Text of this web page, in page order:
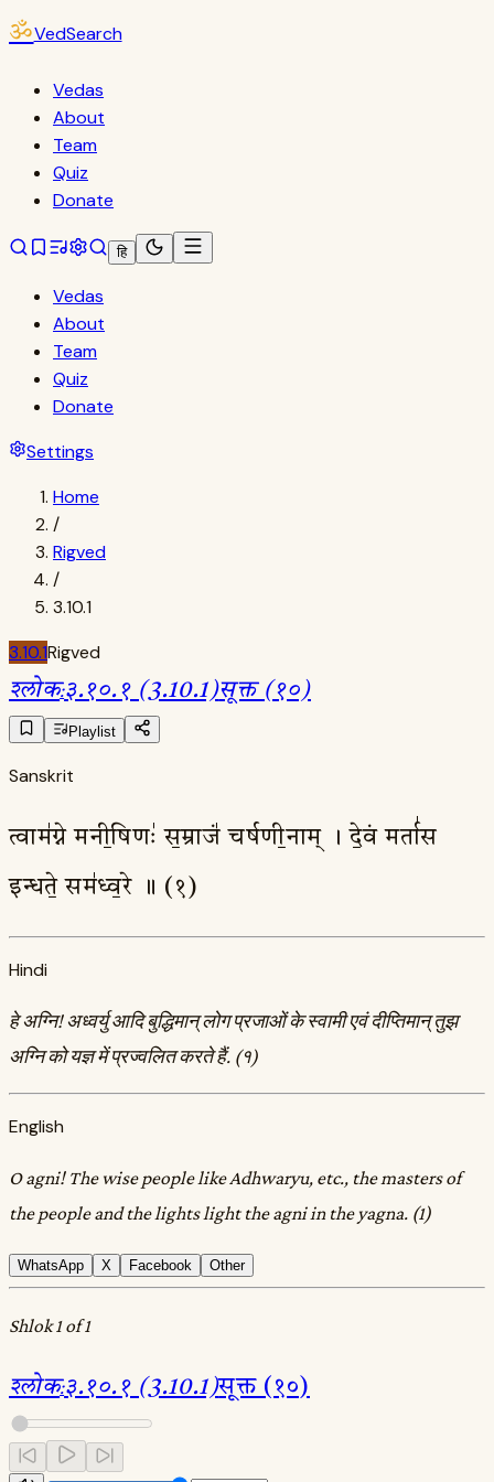
ॐVedSearch
Vedas
About
Team
Quiz
Donate
हि
Vedas
About
Team
Quiz
Donate
Settings
Home
/
Rigved
/
3.10.1
3.10.1Rigved
श्लोक:३.१०.१ (3.10.1)सूक्त (१०)
Playlist
Sanskrit
त्वाम॑ग्ने मनी॒षिणः॑ स॒म्राजं॑ चर्षणी॒नाम् । दे॒वं मर्ता॑स
इन्धते॒ सम॑ध्व॒रे ॥ (१)
Hindi
हे अग्नि! अध्वर्यु आदि बुद्धिमान्‌ लोग प्रजाओं के स्वामी एवं दीप्तिमान्‌ तुझ
अग्नि को यज्ञ में प्रज्वलित करते हैं. (१)
English
O agni! The wise people like Adhwaryu, etc., the masters of
the people and the lights light the agni in the yagna. (1)
WhatsApp X Facebook Other
Shlok 1 of 1
श्लोक:३.१०.१ (3.10.1)सूक्त (१०)